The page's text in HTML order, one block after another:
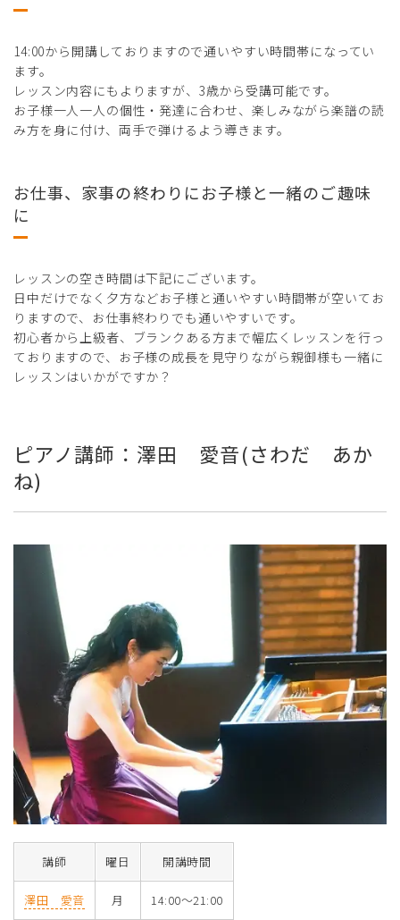
14:00から開講しておりますので通いやすい時間帯になってい
ます。
レッスン内容にもよりますが、3歳から受講可能です。
お子様一人一人の個性・発達に合わせ、楽しみながら楽譜の読
み方を身に付け、両手で弾けるよう導きます。
お仕事、家事の終わりにお子様と一緒のご趣味
に
レッスンの空き時間は下記にございます。
日中だけでなく夕方などお子様と通いやすい時間帯が空いてお
りますので、お仕事終わりでも通いやすいです。
初心者から上級者、ブランクある方まで幅広くレッスンを行っ
ておりますので、お子様の成長を見守りながら親御様も一緒に
レッスンはいかがですか？
ピアノ講師：澤田 愛音(さわだ あか
ね)
講師 曜日 開講時間
澤田 愛音 月 14:00～21:00